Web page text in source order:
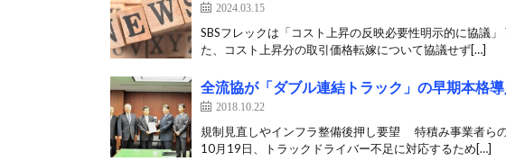
2024.03.15
SBSフレックは「コスト上昇の反映必要性明示的に協議
た、コスト上昇分の取引価格転嫁について協議せず[…]
全流協が「ダブル連結トラック」の早期本格
2018.10.22
規制見直しやインフラ整備後押し要望 特積み事業者ら
10月19日、トラックドライバー不足に対応するため[…]